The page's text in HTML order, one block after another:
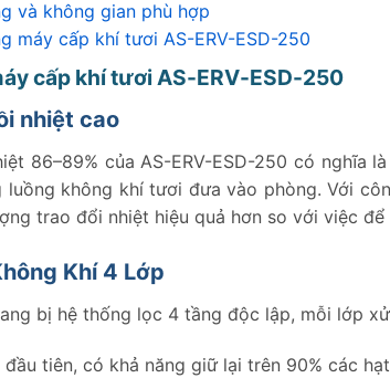
và không gian phù hợp
máy cấp khí tươi AS-ERV-ESD-250
cấp khí tươi AS-ERV-ESD-250
nhiệt cao
86–89% của AS-ERV-ESD-250 có
luồng không khí tươi đưa vào phòng. Với
trao đổi nhiệt hiệu quả hơn so với việc
Khí 4 Lớp
bị hệ thống lọc 4 tầng độc lập, mỗi lớp
tiên, có khả năng giữ lại trên 90% các